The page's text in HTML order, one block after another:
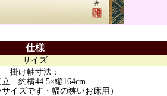
仕様
サイズ
掛け軸寸法：
立 約横44.5×縦164cm
サイズです・幅の狭いお床用）